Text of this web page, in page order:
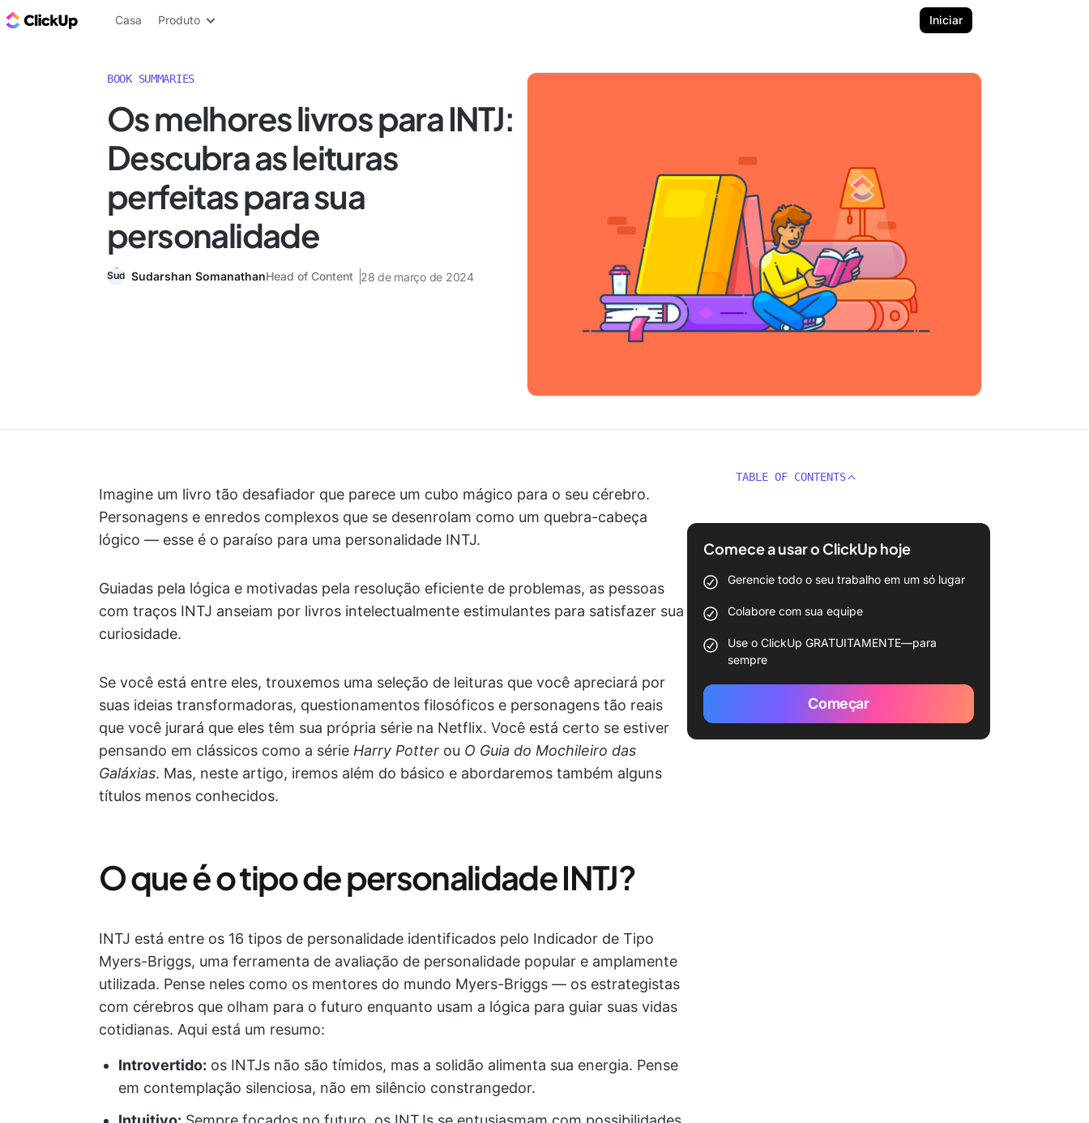
ClickUp Blogue
Casa Produto Iniciar
BOOK SUMMARIES
Os melhores livros para INTJ:
Descubra as leituras
perfeitas para sua
personalidade
Sudarshan SomanathanHead of Content 28 de março de 2024
Imagine um livro tão desafiador que parece um cubo mágico para o seu cérebro.
Personagens e enredos complexos que se desenrolam como um quebra-cabeça
lógico — esse é o paraíso para uma personalidade INTJ.
Guiadas pela lógica e motivadas pela resolução eficiente de problemas, as pessoas
com traços INTJ anseiam por livros intelectualmente estimulantes para satisfazer sua
curiosidade.
Se você está entre eles, trouxemos uma seleção de leituras que você apreciará por
suas ideias transformadoras, questionamentos filosóficos e personagens tão reais
que você jurará que eles têm sua própria série na Netflix. Você está certo se estiver
pensando em clássicos como a série Harry Potter ou O Guia do Mochileiro das
Galáxias. Mas, neste artigo, iremos além do básico e abordaremos também alguns
títulos menos conhecidos.
O que é o tipo de personalidade INTJ?
INTJ está entre os 16 tipos de personalidade identificados pelo Indicador de Tipo
Myers-Briggs, uma ferramenta de avaliação de personalidade popular e amplamente
utilizada. Pense neles como os mentores do mundo Myers-Briggs — os estrategistas
com cérebros que olham para o futuro enquanto usam a lógica para guiar suas vidas
cotidianas. Aqui está um resumo:
Introvertido: os INTJs não são tímidos, mas a solidão alimenta sua energia. Pense
em contemplação silenciosa, não em silêncio constrangedor.
TABLE OF CONTENTS
Comece a usar o ClickUp hoje
Gerencie todo o seu trabalho em um só lugar
Colabore com sua equipe
Use o ClickUp GRATUITAMENTE—para
sempre
Começar